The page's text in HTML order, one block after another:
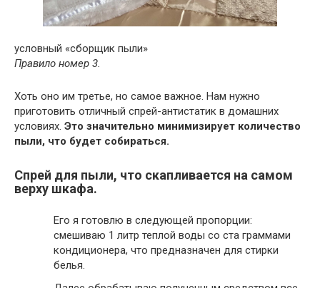
условный «сборщик пыли»
Правило номер 3.
Хоть оно им третье, но самое важное. Нам нужно
приготовить отличный спрей-антистатик в домашних
условиях. Это значительно минимизирует количество
пыли, что будет собираться.
Спрей для пыли, что скапливается на самом
верху шкафа.
Его я готовлю в следующей пропорции:
смешиваю 1 литр теплой воды со ста граммами
кондиционера, что предназначен для стирки
белья.